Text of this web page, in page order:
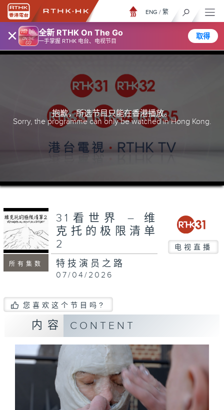
× 全新 RTHK On The Go
一手掌握 RTHK 电台、电视节目
取得
ENG / 繁
抱歉，所选节目只能在香港播放。
Sorry, the programme can only be watched in Hong Kong.
所有集数
31看世界 – 维
克托的极限清单
2
电视直播
特技演员之路
07/04/2026
您喜欢这个节目吗?
内容 CONTENT